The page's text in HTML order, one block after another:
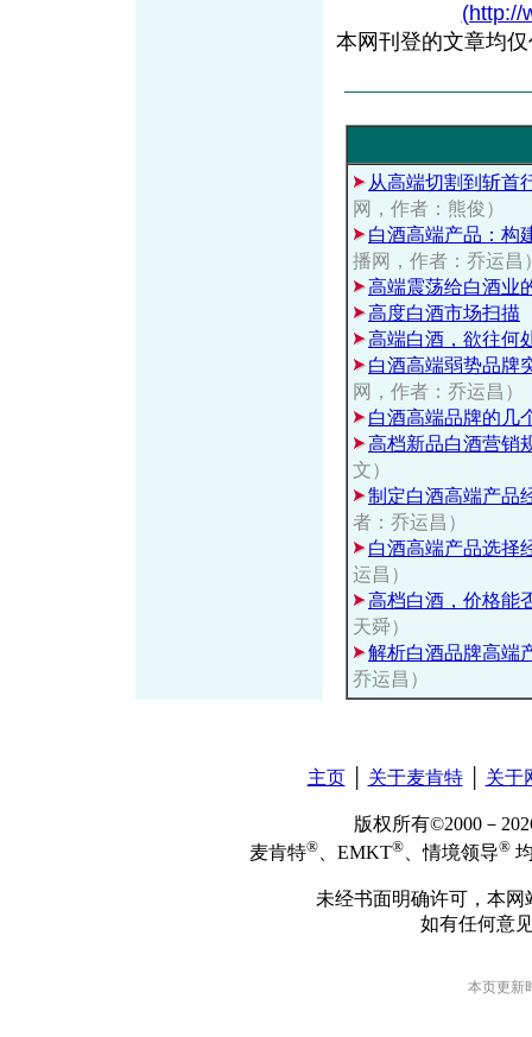
(http://
本网刊登的文章均
从高端切割到斩首
网，作者：熊俊）
白酒高端产品：构
播网，作者：乔运昌
高端震荡给白酒业
高度白酒市场扫描
高端白酒，欲往何
白酒高端弱势品牌
网，作者：乔运昌）
白酒高端品牌的几
高档新品白酒营销
文）
制定白酒高端产品
者：乔运昌）
白酒高端产品选择
运昌）
高档白酒，价格能
天舜）
解析白酒品牌高端
乔运昌）
主页│ 关于麦肯特│ 关于
版权所有©2000－
麦肯特® 、EMKT® 、情境领导®
未经书面明确许可，本
如有任何意
本页更新